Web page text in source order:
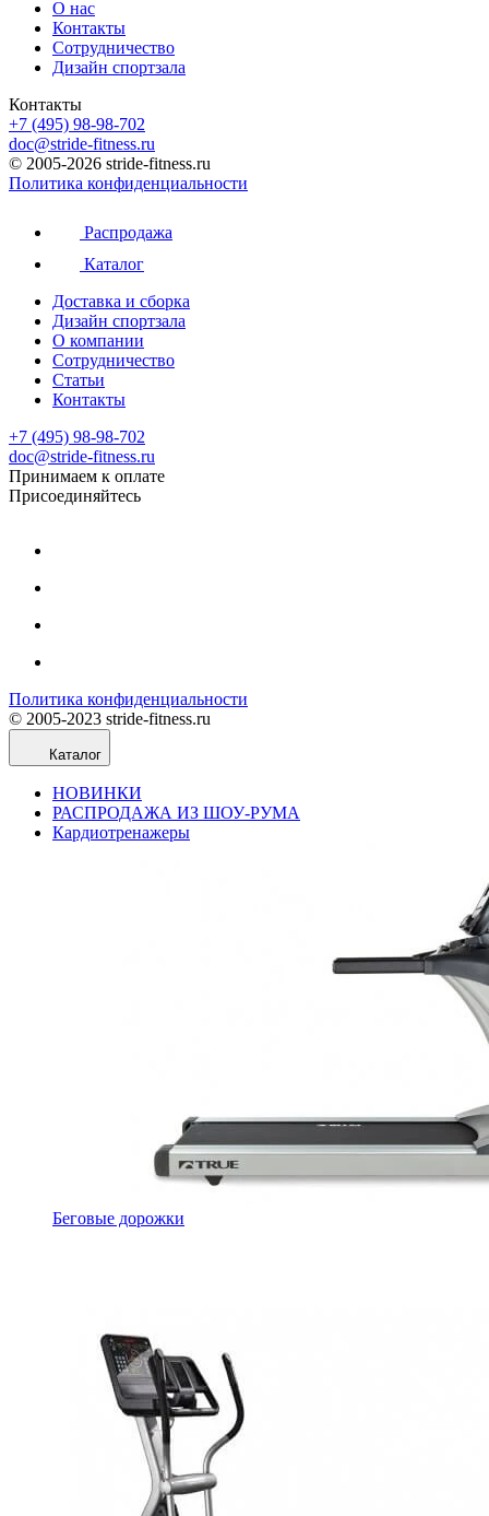
О нас
Контакты
Сотрудничество
Дизайн спортзала
Контакты
+7 (495) 98-98-702
doc@stride-fitness.ru
© 2005-2026 stride-fitness.ru
Политика конфиденциальности
Распродажа
Каталог
Доставка и сборка
Дизайн спортзала
О компании
Сотрудничество
Статьи
Контакты
+7 (495) 98-98-702
doc@stride-fitness.ru
Принимаем к оплате
Присоединяйтесь
Политика конфиденциальности
© 2005-2023 stride-fitness.ru
Каталог
НОВИНКИ
РАСПРОДАЖА ИЗ ШОУ-РУМА
Кардиотренажеры
Беговые дорожки